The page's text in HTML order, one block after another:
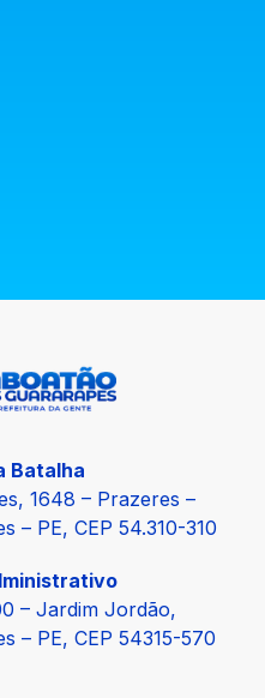
Batalha
1648 – Prazeres –
– PE, CEP 54.310-310
– Jardim Jordão,
– PE, CEP 54315-570